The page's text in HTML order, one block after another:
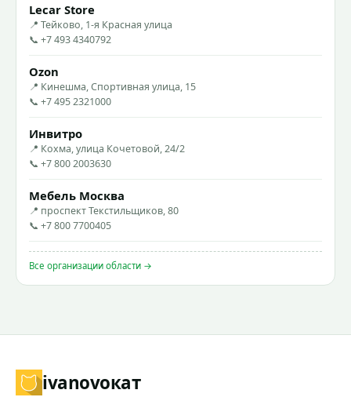
Lecar Store
📍 Тейково, 1-я Красная улица
📞 +7 493 4340792
Ozon
📍 Кинешма, Спортивная улица, 15
📞 +7 495 2321000
Инвитро
📍 Кохма, улица Кочетовой, 24/2
📞 +7 800 2003630
Мебель Москва
📍 проспект Текстильщиков, 80
📞 +7 800 7700405
Все организации области →
ivanovoкат